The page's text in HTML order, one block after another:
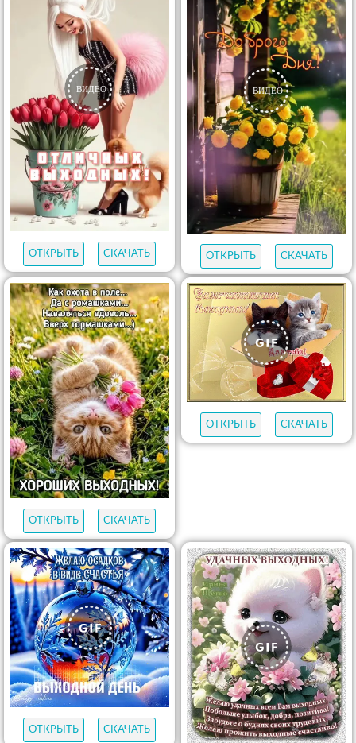
ОТКРЫТЬ СКАЧАТЬ ОТКРЫТЬ СКАЧАТЬ
ОТКРЫТЬ СКАЧАТЬ
ОТКРЫТЬ СКАЧАТЬ
ОТКРЫТЬ СКАЧАТЬ